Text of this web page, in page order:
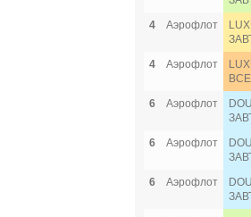
4
Аэрофлот
4
Аэрофлот
6
Аэрофлот
6
Аэрофлот
6
Аэрофлот